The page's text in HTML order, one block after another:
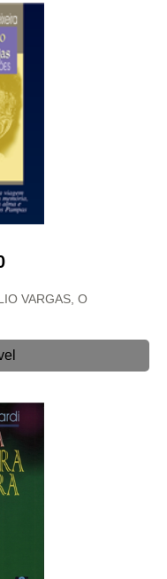
VARGAS, O